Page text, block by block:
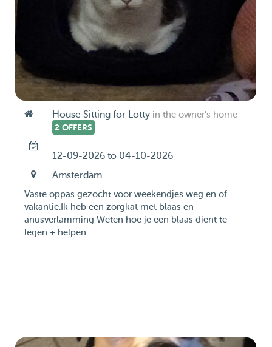
House Sitting for Lotty in the owner's home
2 OFFERS
12-09-2026 to 04-10-2026
Amsterdam
Vaste oppas gezocht voor weekendjes weg en of
vakantie.Ik heb een zorgkat met blaas en
anusverlamming Weten hoe je een blaas dient te
legen + helpen ...